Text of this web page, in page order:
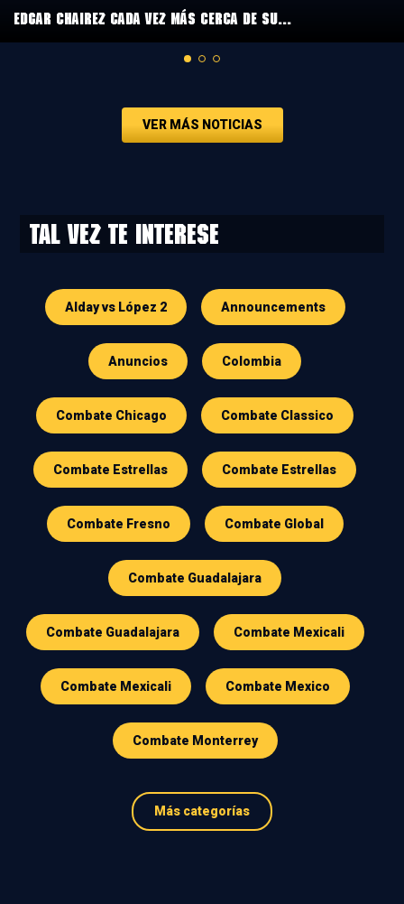
Edgar Chairez cada vez más cerca de su...
VER MÁS NOTICIAS
Tal vez te interese
Alday vs López 2 Announcements
Anuncios Colombia
Combate Chicago Combate Classico
Combate Estrellas Combate Estrellas
Combate Fresno Combate Global
Combate Guadalajara
Combate Guadalajara Combate Mexicali
Combate Mexicali Combate Mexico
Combate Monterrey
Más categorías